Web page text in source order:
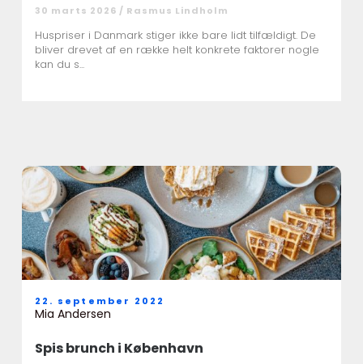
30 marts 2026 / Rasmus Lindholm
Huspriser i Danmark stiger ikke bare lidt tilfældigt. De
bliver drevet af en række helt konkrete faktorer nogle
kan du s...
Spis brunch i København
22. september 2022
Mia Andersen